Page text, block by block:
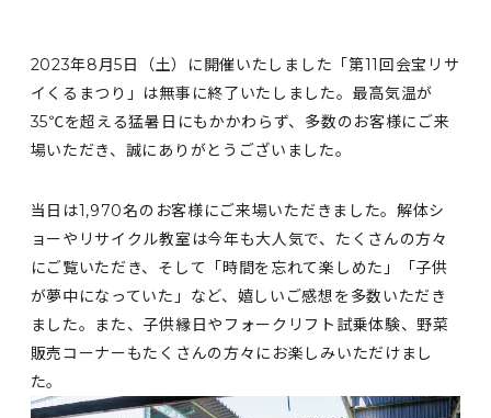
2023年8月5日（土）に開催いたしました「第11回会宝リサ
イくるまつり」は無事に終了いたしました。最高気温が
35℃を超える猛暑日にもかかわらず、多数のお客様にご来
場いただき、誠にありがとうございました。
当日は1,970名のお客様にご来場いただきました。解体シ
ョーやリサイクル教室は今年も大人気で、たくさんの方々
にご覧いただき、そして「時間を忘れて楽しめた」「子供
が夢中になっていた」など、嬉しいご感想を多数いただき
ました。また、子供縁日やフォークリフト試乗体験、野菜
販売コーナーもたくさんの方々にお楽しみいただけまし
た。